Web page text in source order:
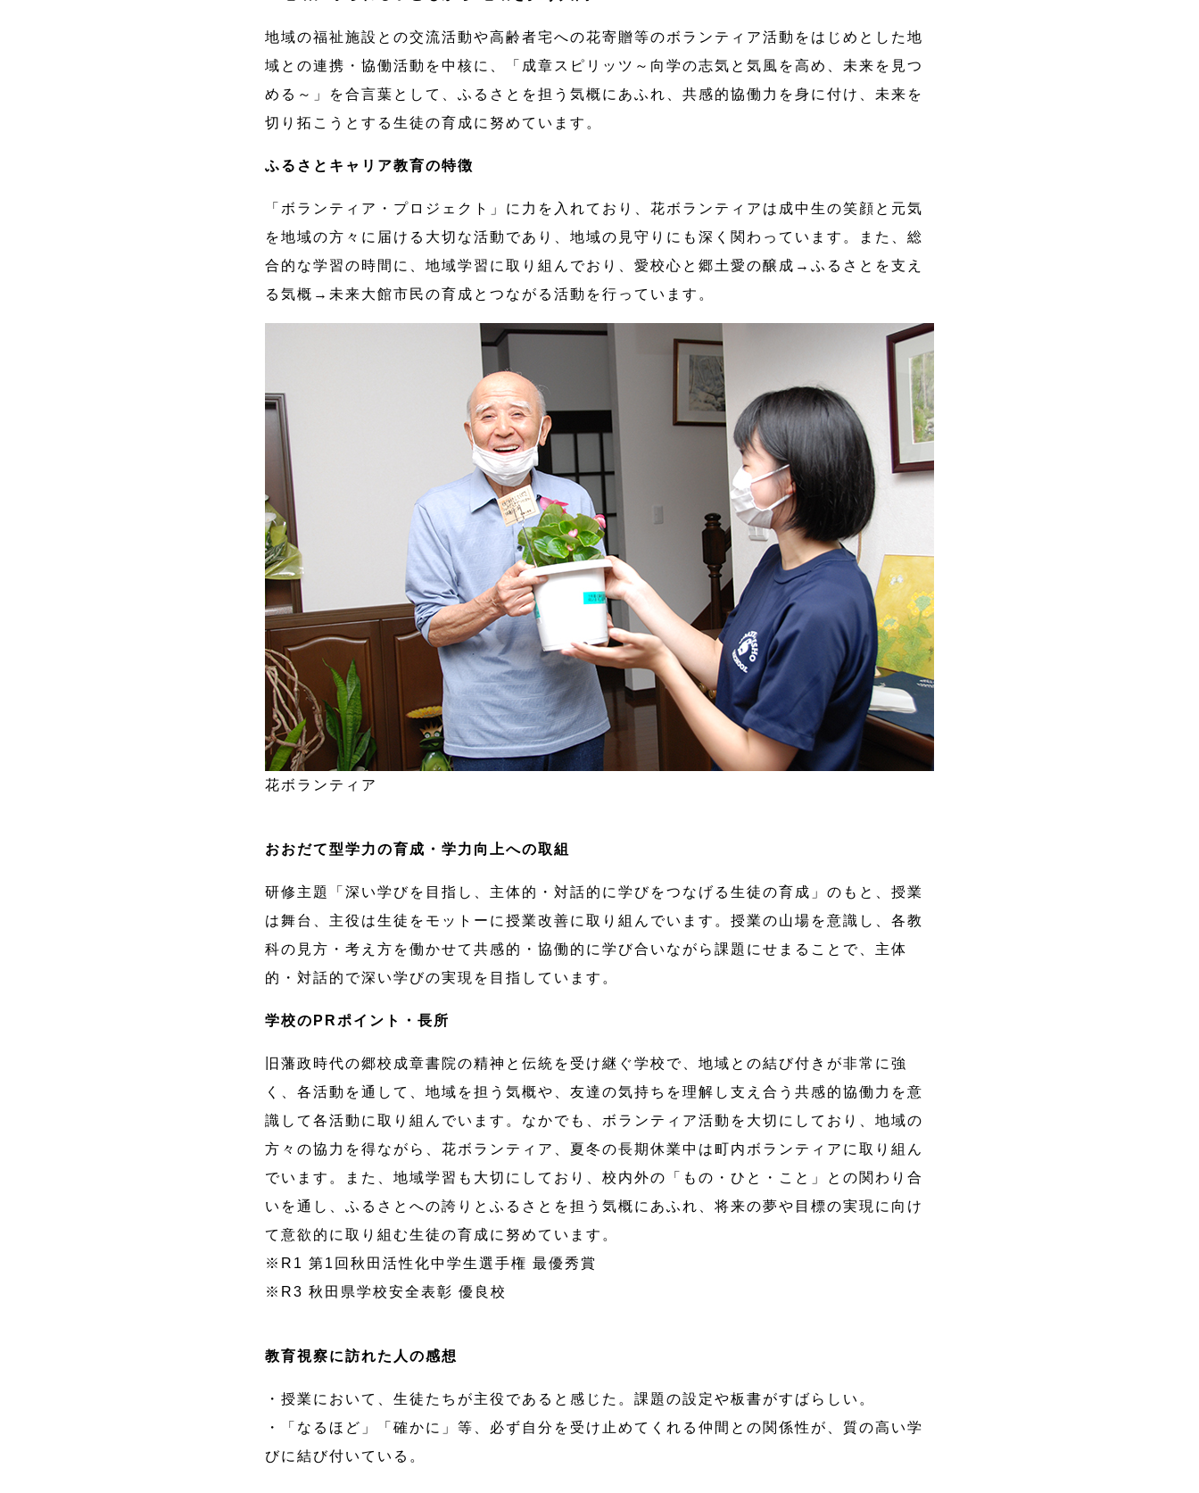
地域の福祉施設との交流活動や高齢者宅への花寄贈等のボランティア活動をはじめとした地
域との連携・協働活動を中核に、「成章スピリッツ～向学の志気と気風を高め、未来を見つ
める～」を合言葉として、ふるさとを担う気概にあふれ、共感的協働力を身に付け、未来を
切り拓こうとする生徒の育成に努めています。
ふるさとキャリア教育の特徴
「ボランティア・プロジェクト」に力を入れており、花ボランティアは成中生の笑顔と元気
を地域の方々に届ける大切な活動であり、地域の見守りにも深く関わっています。また、総
合的な学習の時間に、地域学習に取り組んでおり、愛校心と郷土愛の醸成→ふるさとを支え
る気概→未来大館市民の育成とつながる活動を行っています。
花ボランティア
おおだて型学力の育成・学力向上への取組
研修主題「深い学びを目指し、主体的・対話的に学びをつなげる生徒の育成」のもと、授業
は舞台、主役は生徒をモットーに授業改善に取り組んでいます。授業の山場を意識し、各教
科の見方・考え方を働かせて共感的・協働的に学び合いながら課題にせまることで、主体
的・対話的で深い学びの実現を目指しています。
学校のPRポイント・長所
旧藩政時代の郷校成章書院の精神と伝統を受け継ぐ学校で、地域との結び付きが非常に強
く、各活動を通して、地域を担う気概や、友達の気持ちを理解し支え合う共感的協働力を意
識して各活動に取り組んでいます。なかでも、ボランティア活動を大切にしており、地域の
方々の協力を得ながら、花ボランティア、夏冬の長期休業中は町内ボランティアに取り組ん
でいます。また、地域学習も大切にしており、校内外の「もの・ひと・こと」との関わり合
いを通し、ふるさとへの誇りとふるさとを担う気概にあふれ、将来の夢や目標の実現に向け
て意欲的に取り組む生徒の育成に努めています。
※R1 第1回秋田活性化中学生選手権 最優秀賞
※R3 秋田県学校安全表彰 優良校
教育視察に訪れた人の感想
・授業において、生徒たちが主役であると感じた。課題の設定や板書がすばらしい。
・「なるほど」「確かに」等、必ず自分を受け止めてくれる仲間との関係性が、質の高い学
びに結び付いている。